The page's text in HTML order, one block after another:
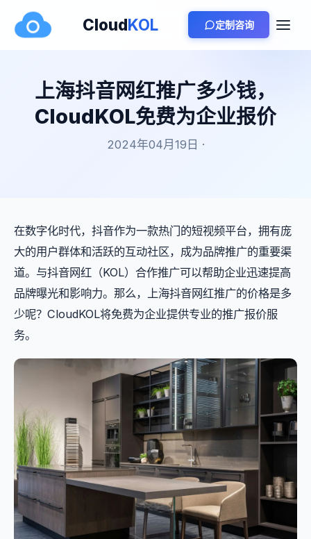
CloudKOL 定制咨询
上海抖音网红推广多少钱，
CloudKOL免费为企业报价
2024年04月19日 ·
在数字化时代，抖音作为一款热门的短视频平台，拥有庞
大的用户群体和活跃的互动社区，成为品牌推广的重要渠
道。与抖音网红（KOL）合作推广可以帮助企业迅速提高
品牌曝光和影响力。那么，上海抖音网红推广的价格是多
少呢？CloudKOL将免费为企业提供专业的推广报价服
务。